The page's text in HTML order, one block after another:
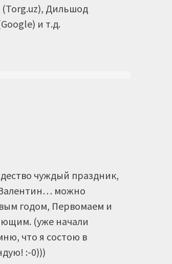
(Torg.uz), Дильшод
и т.д.
чуждый праздник,
Валентин… можно
годом, Первомаем и
(уже начали
что я состою в
:-0)))